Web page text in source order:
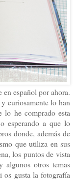
español por ahora.
y curiosamente lo han
lo he comprado esta
esperando a que lo
donde, además de
que utiliza en sus
los puntos de vista
algunos otros temas
os gusta la fotografía